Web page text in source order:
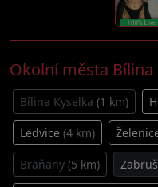
Okolní města Bílina
Bílina Kyselka (1 km)
Ledvice (4 km)
Braňany (5 km)